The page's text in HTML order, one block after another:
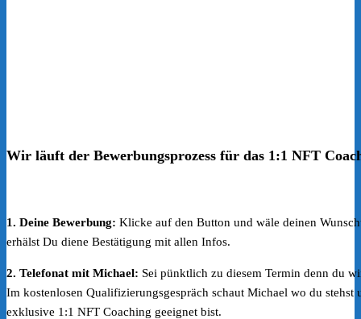
Wir läuft der Bewerbungsprozess für das 1:1 NFT
1. Deine Bewerbung: Klicke auf den Button und wäle deinen
erhälst Du diene Bestätigung mit allen Infos.
2. Telefonat mit Michael: Sei pünktlich zu diesem Termin denn du
Im kostenlosen Qualifizierungsgespräch schaut Michael wo du stehst
exklusive 1:1 NFT Coaching geeignet bist.